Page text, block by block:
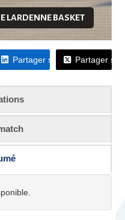
LARDENNE BASKET
Partager sur LinkedInPartager sur